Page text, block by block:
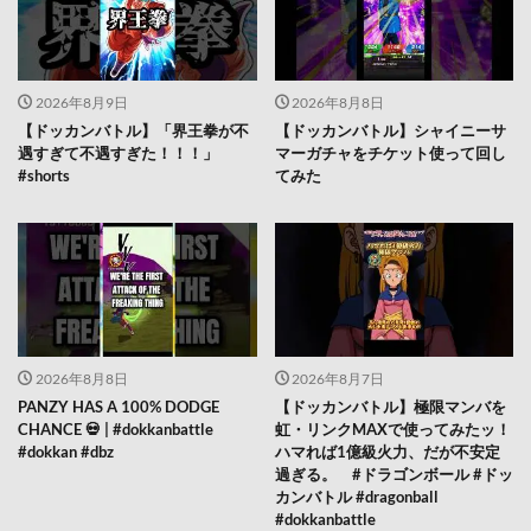
2026年8月9日
【ドッカンバトル】「界王拳が不
遇すぎて不遇すぎた！！！」
#shorts
2026年8月8日
【ドッカンバトル】シャイニーサ
マーガチャをチケット使って回し
てみた
2026年8月8日
PANZY HAS A 100% DODGE
CHANCE 💀 | #dokkanbattle
#dokkan #dbz
2026年8月7日
【ドッカンバトル】極限マンバを
虹・リンクMAXで使ってみたッ！
ハマれば1億級火力、だが不安定
過ぎる。 #ドラゴンボール #ドッ
カンバトル #dragonball
#dokkanbattle